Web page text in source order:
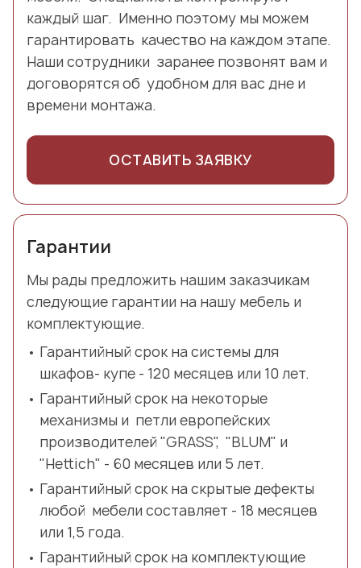
каждый шаг. Именно поэтому мы можем
гарантировать качество на каждом этапе.
Наши сотрудники заранее позвонят вам и
договорятся об удобном для вас дне и
времени монтажа.
ОСТАВИТЬ ЗАЯВКУ
Гарантии
Мы рады предложить нашим заказчикам
следующие гарантии на нашу мебель и
комплектующие.
Гарантийный срок на системы для
шкафов- купе - 120 месяцев или 10 лет.
Гарантийный срок на некоторые
механизмы и петли европейских
производителей "GRASS", "BLUM" и
"Hettich" - 60 месяцев или 5 лет.
Гарантийный срок на скрытые дефекты
любой мебели составляет - 18 месяцев
или 1,5 года.
Гарантийный срок на комплектующие